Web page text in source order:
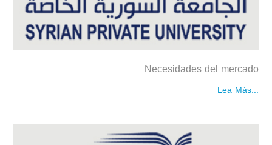
Necesidades del mercado
Lea Más...